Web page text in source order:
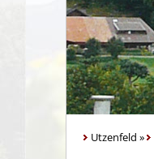
Utzenfeld »